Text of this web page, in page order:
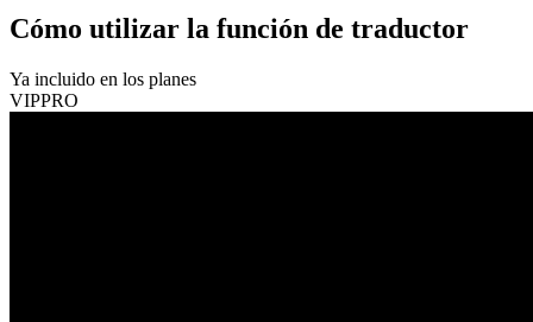
Cómo utilizar la función de traductor
Ya incluido en los planes
VIPPRO